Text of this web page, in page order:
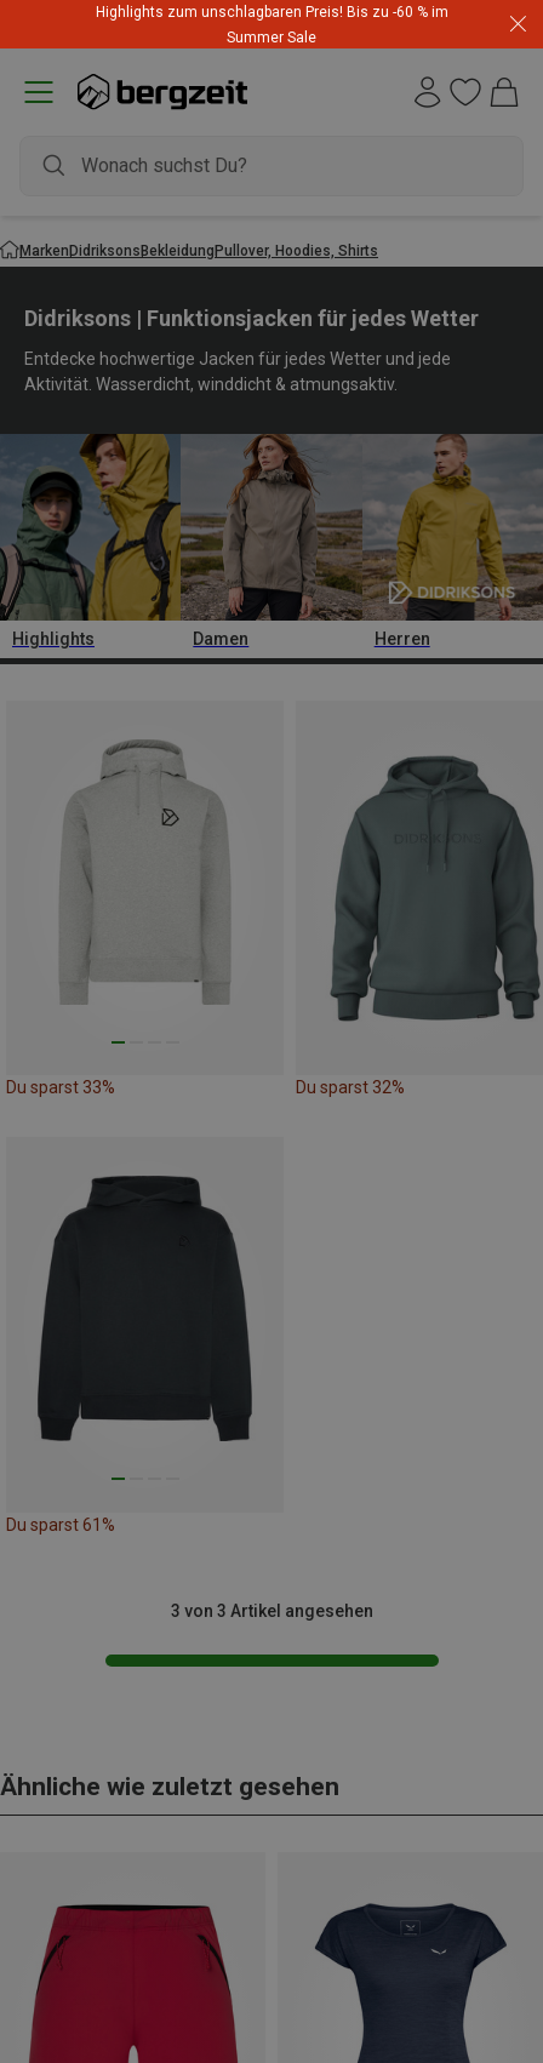
Highlights zum unschlagbaren Preis! Bis zu -60 % im
Summer Sale
MarkenDidriksonsBekleidungPullover, Hoodies, Shirts
Didriksons | Funktionsjacken für jedes Wetter
Entdecke hochwertige Jacken für jedes Wetter und jede
Aktivität. Wasserdicht, winddicht & atmungsaktiv.
Highlights Damen Herren
Du sparst 33% Du sparst 32%
Du sparst 61%
3 von 3 Artikel angesehen
Ähnliche wie zuletzt gesehen